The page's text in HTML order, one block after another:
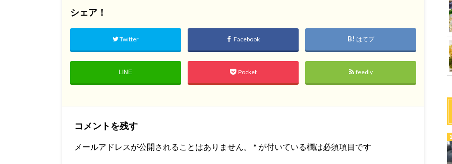
シェア！
Twitter Facebook はてブ
LINE Pocket feedly
コメントを残す
メールアドレスが公開されることはありません。 * が付いている欄は必須項目です